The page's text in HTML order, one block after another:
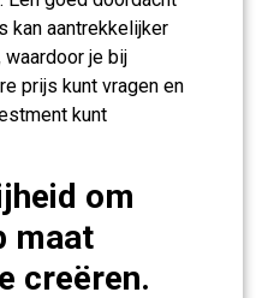
kan aantrekkelijker
je bij
prijs kunt vragen en
kunt
om
maat
creëren.